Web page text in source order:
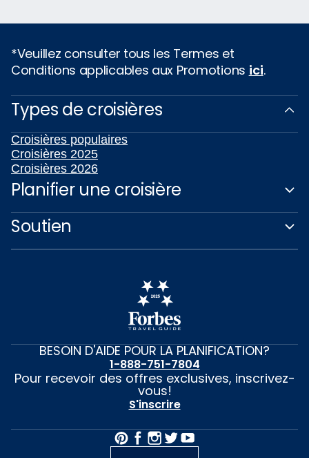
*Veuillez consulter tous les Termes et
Conditions applicables aux Promotions ici.
Types de croisières
Croisières populaires
Croisières 2025
Croisières 2026
Planifier une croisière
Soutien
BESOIN D'AIDE POUR LA PLANIFICATION?
1-888-751-7804
Pour recevoir des offres exclusives, inscrivez-
vous!
S'inscrire